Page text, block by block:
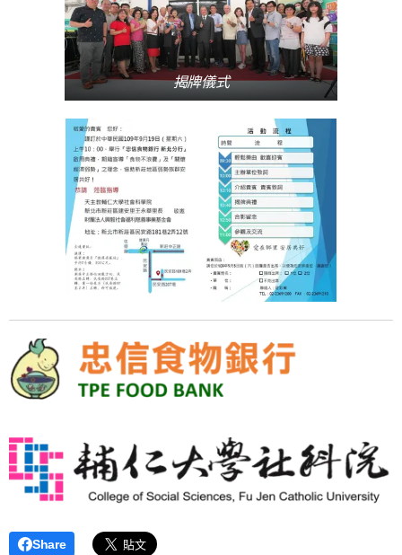
揭牌儀式
Share